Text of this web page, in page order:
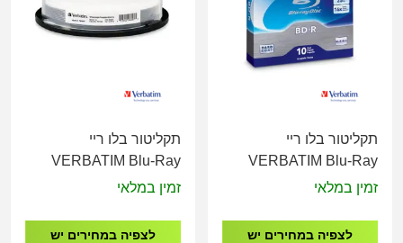
תקליטור בלו ריי
VERBATIM Blu-Ray
Media BD-R, 16X,
זמין במלאי
לצפיה במחירים יש
תקליטור בלו ריי
VERBATIM Blu-Ray
Media BDXL 100GB 4X
Spindle Box 10Pcs
זמין במלאי
לצפיה במחירים יש